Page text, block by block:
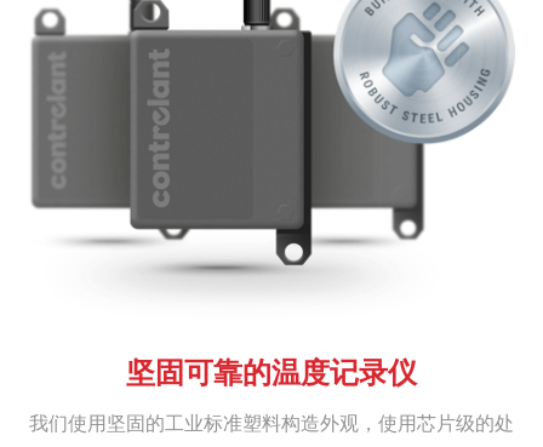
坚固可靠的温度记录仪
我们使用坚固的工业标准塑料构造外观，使用芯片级的处